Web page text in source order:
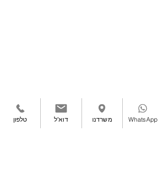
טלפון דוא"ל משרדנו WhatsApp